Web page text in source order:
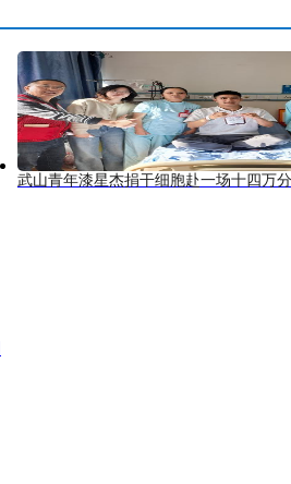
武山青年漆星杰捐干细胞赴一场十四万